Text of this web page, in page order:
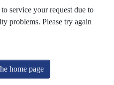
service your request due to
problems. Please try again
home page